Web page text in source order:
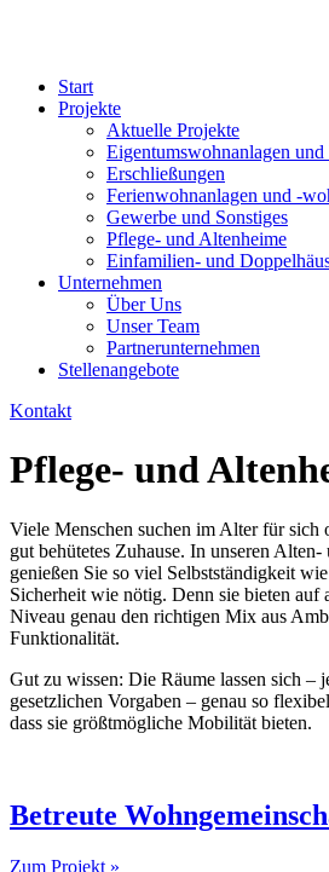
Start
Projekte
Aktuelle Projekte
Eigentumswohnanlagen
Erschließungen
Ferienwohnanlagen und -
Gewerbe und Sonstiges​
Pflege- und Altenheime
Einfamilien- und
Unternehmen
Über Uns
Unser Team
Partnerunternehmen
Stellenangebote
Kontakt
Pflege- und
Viele Menschen suchen im Alter für sich
gut behütetes Zuhause. In unseren Alten-
genießen Sie so viel Selbstständigkeit
Sicherheit wie nötig. Denn sie bieten auf
Niveau genau den richtigen Mix aus
Funktionalität.
Gut zu wissen: Die Räume lassen sich –
gesetzlichen Vorgaben – genau so
dass sie größtmögliche Mobilität bieten.
Betreute
Zum Projekt »